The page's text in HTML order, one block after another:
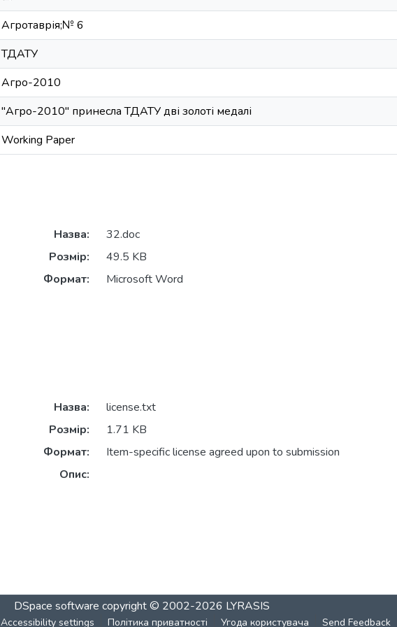
Агротаврія;№ 6
ТДАТУ
Агро-2010
"Агро-2010" принесла ТДАТУ дві золоті медалі
Working Paper
Назва:
32.doc
Розмір:
49.5 KB
Формат:
Microsoft Word
Назва:
license.txt
Розмір:
1.71 KB
Формат:
Item-specific license agreed upon to submission
Опис:
DSpace software copyright © 2002-2026 LYRASIS
Accessibility settings Політика приватності Угода користувача Send Feedback